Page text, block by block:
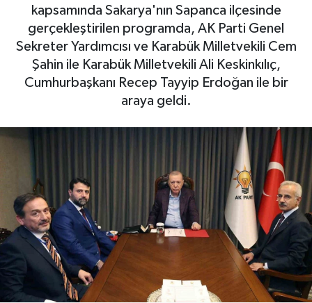
kapsamında Sakarya'nın Sapanca ilçesinde
gerçekleştirilen programda, AK Parti Genel
Sekreter Yardımcısı ve Karabük Milletvekili Cem
Şahin ile Karabük Milletvekili Ali Keskinkılıç,
Cumhurbaşkanı Recep Tayyip Erdoğan ile bir
araya geldi.
Asayiş
Magazin
Gayrimenkul
Spor